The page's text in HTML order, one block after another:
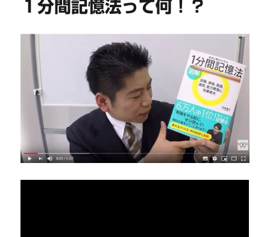
１分間記憶法って何！？